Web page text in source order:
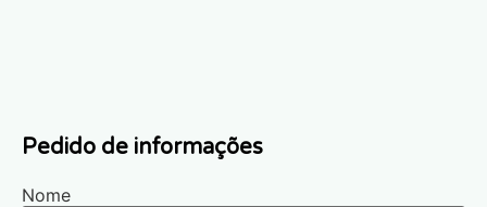
Pedido de informações
Nome